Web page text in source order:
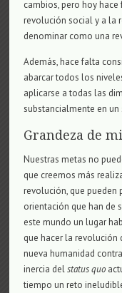
cambios, pero hoy
revolución social y a la
denominar como una
Además, hace falta
abarcar todos los
aplicarse a todas las
substancialmente en
Grandeza de
Nuestras metas no
que creemos más
revolución, que pueden
orientación que han de
este mundo un lugar
que hacer la revolución
nueva humanidad
inercia delstatus quo
tiempo un reto